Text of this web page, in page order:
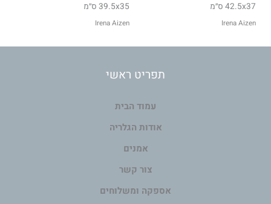
42.5x37 ס״מ
Irena Aizen
39.5x35 ס״מ
Irena Aizen
תפריט ראשי
עמוד הבית
אודות הגלריה
אמנים
צור קשר
אספקה ומשלוחים